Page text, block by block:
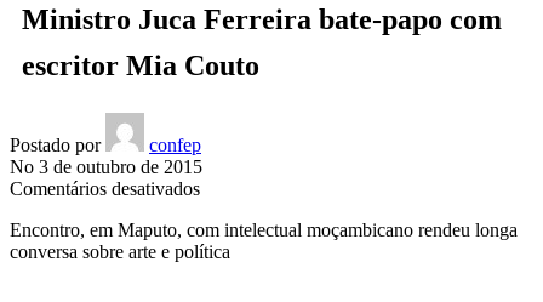
Ministro Juca Ferreira bate-papo com
escritor Mia Couto
Postado por
confep
No 3 de outubro de 2015
Comentários desativadosem
Juca
Ferreira
Encontro, em Maputo, com intelectual moçambicano rendeu longa
conversa sobre arte e política